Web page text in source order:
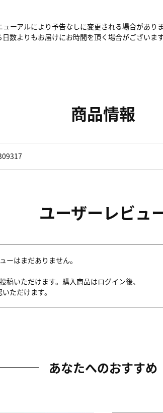
ーアルにより予告なしに変更される場合があり
数よりもお届けにお時間を頂く場合がございます
商品情報
ユーザーレビュ
ーはまだありません。
稿いただけます。購入商品はログイン後、
ただけます。
あなたへのおすすめ